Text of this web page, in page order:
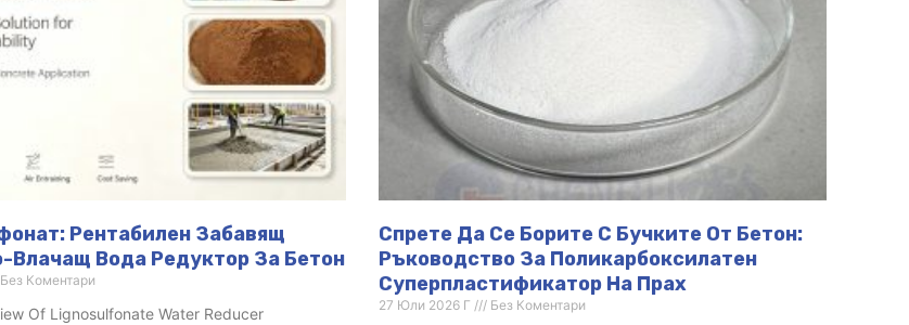
Рентабилен Забавящ
Влачащ Вода Редуктор За Бетон
Без Коментари
Of Lignosulfonate Water Reducer
Спрете Да Се Борите С Бучките От Бетон:
Ръководство За Поликарбоксилатен
Суперпластификатор На Прах
27 Юли 2026 Г Без Коментари